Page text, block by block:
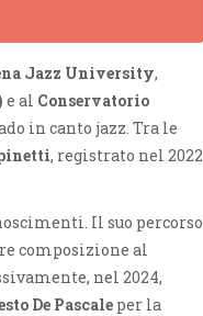
Jazz University,
e al Conservatorio
in canto jazz. Tra le
, registrato nel 2022
Il suo percorso
composizione al
nel 2024,
De Pascale per la